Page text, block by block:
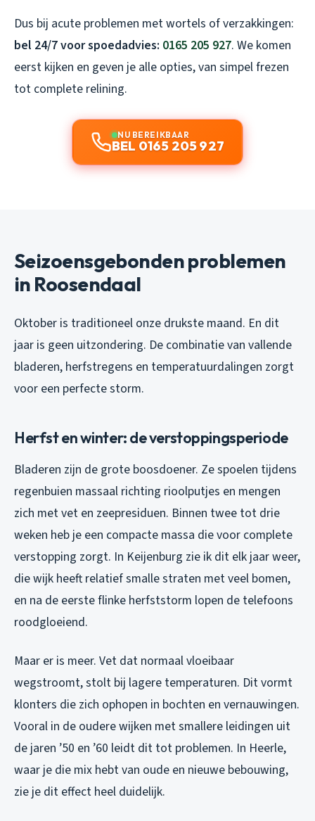
Dus bij acute problemen met wortels of verzakkingen:
bel 24/7 voor spoedadvies: 0165 205 927. We komen
eerst kijken en geven je alle opties, van simpel frezen
tot complete relining.
NU BEREIKBAAR
BEL 0165 205 927
Seizoensgebonden problemen
in Roosendaal
Oktober is traditioneel onze drukste maand. En dit
jaar is geen uitzondering. De combinatie van vallende
bladeren, herfstregens en temperatuurdalingen zorgt
voor een perfecte storm.
Herfst en winter: de verstoppingsperiode
Bladeren zijn de grote boosdoener. Ze spoelen tijdens
regenbuien massaal richting rioolputjes en mengen
zich met vet en zeepresiduen. Binnen twee tot drie
weken heb je een compacte massa die voor complete
verstopping zorgt. In Keijenburg zie ik dit elk jaar weer,
die wijk heeft relatief smalle straten met veel bomen,
en na de eerste flinke herfststorm lopen de telefoons
roodgloeiend.
Maar er is meer. Vet dat normaal vloeibaar
wegstroomt, stolt bij lagere temperaturen. Dit vormt
klonters die zich ophopen in bochten en vernauwingen.
Vooral in de oudere wijken met smallere leidingen uit
de jaren ’50 en ’60 leidt dit tot problemen. In Heerle,
waar je die mix hebt van oude en nieuwe bebouwing,
zie je dit effect heel duidelijk.